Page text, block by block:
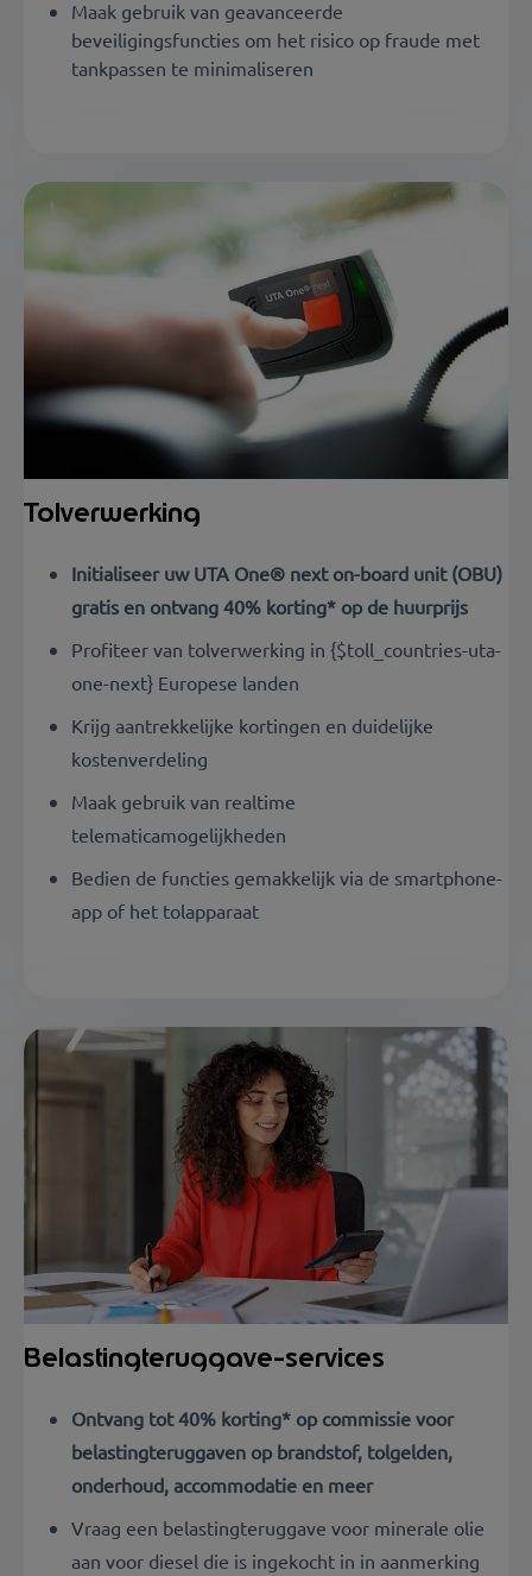
Maak gebruik van geavanceerde
beveiligingsfuncties om het risico op fraude met
tankpassen te minimaliseren
Tolverwerking
Initialiseer uw UTA One® next on-board unit (OBU)
gratis en ontvang 40% korting* op de huurprijs
Profiteer van tolverwerking in {$toll_countries-uta-
one-next} Europese landen
Krijg aantrekkelijke kortingen en duidelijke
kostenverdeling
Maak gebruik van realtime
telematicamogelijkheden
Bedien de functies gemakkelijk via de smartphone-
app of het tolapparaat
Belastingteruggave-services
Ontvang tot 40% korting* op commissie voor
belastingteruggaven op brandstof, tolgelden,
onderhoud, accommodatie en meer
Vraag een belastingteruggave voor minerale olie
aan voor diesel die is ingekocht in in aanmerking